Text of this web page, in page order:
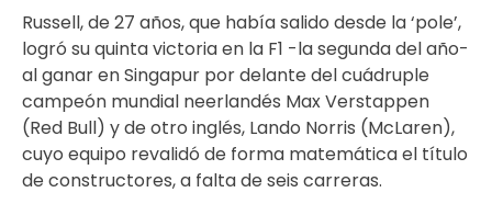
Russell, de 27 años, que había salido desde la ‘pole’,
logró su quinta victoria en la F1 -la segunda del año-
al ganar en Singapur por delante del cuádruple
campeón mundial neerlandés Max Verstappen
(Red Bull) y de otro inglés, Lando Norris (McLaren),
cuyo equipo revalidó de forma matemática el título
de constructores, a falta de seis carreras.